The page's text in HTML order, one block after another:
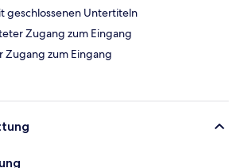
geschlossenen Untertiteln
Zugang zum Eingang
Zugang zum Eingang